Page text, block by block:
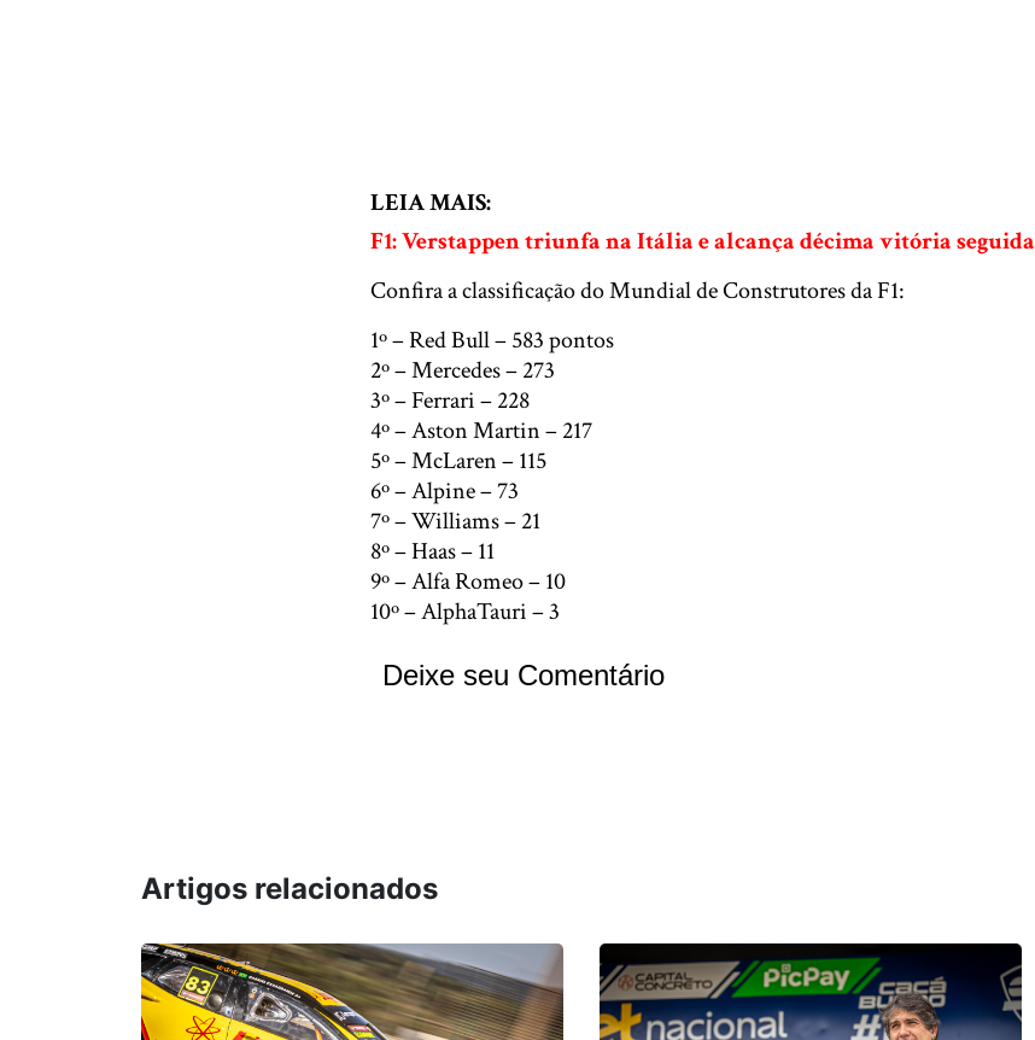
LEIA MAIS:
F1: Verstappen triunfa na Itália e alcança décima vitória seguida
Confira a classificação do Mundial de Construtores da F1:
1º – Red Bull – 583 pontos
2º – Mercedes – 273
3º – Ferrari – 228
4º – Aston Martin – 217
5º – McLaren – 115
6º – Alpine – 73
7º – Williams – 21
8º – Haas – 11
9º – Alfa Romeo – 10
10º – AlphaTauri – 3
Deixe seu Comentário
Artigos relacionados